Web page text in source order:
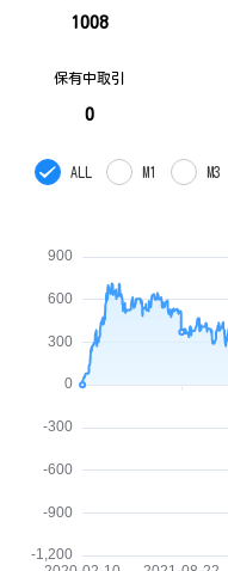
1008
保有中取引
0
ALL M1 M3